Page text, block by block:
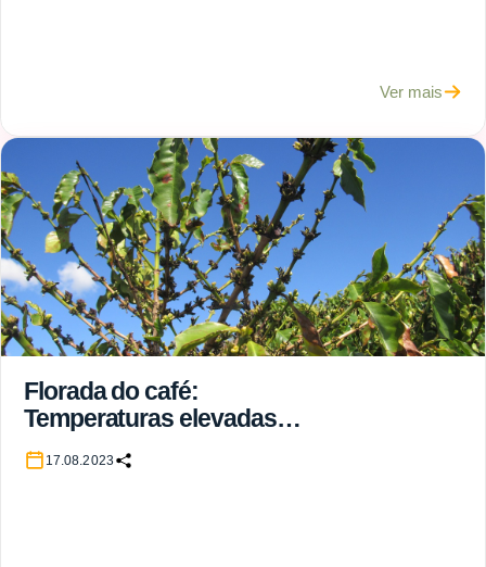
Ver mais
Florada do café:
Temperaturas elevadas
podem prejudicar o
pegamento
17.08.2023